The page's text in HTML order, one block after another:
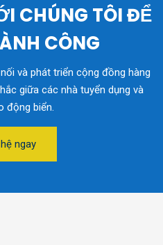
CHÚNG TÔI ĐỂ
CÔNG
và phát triển cộng đồng hàng
giữa các nhà tuyển dụng và
động biển.
ngay